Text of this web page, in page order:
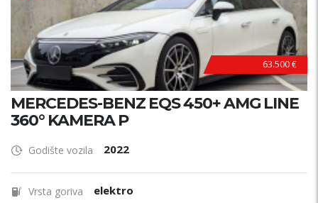
63.500 €
MERCEDES-BENZ EQS 450+ AMG LINE
360° KAMERA P
Godište vozila 2022
Vrsta goriva elektro